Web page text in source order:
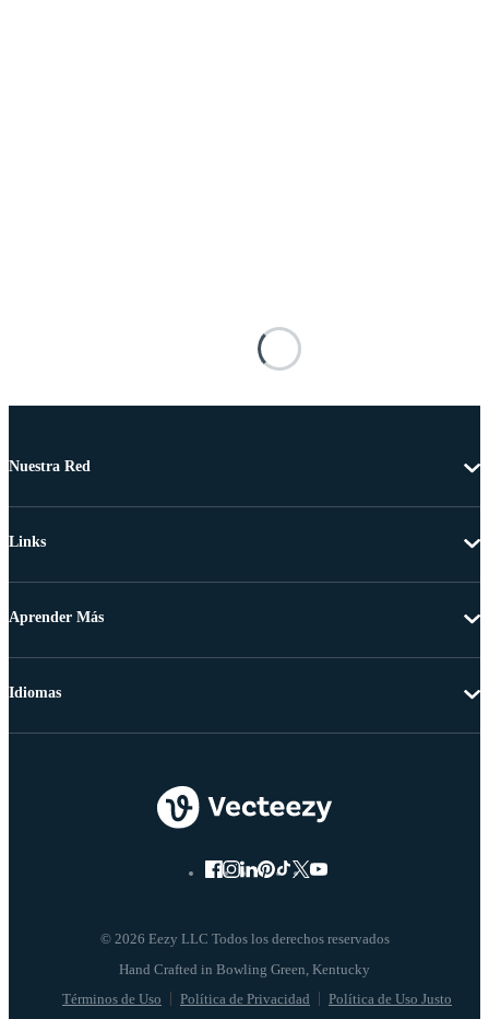
Nuestra Red
Links
Aprender Más
© 2026 Eezy LLC Todos los derechos reservados
Términos de Uso Política de Privacidad Política de Uso Justo
Idiomas